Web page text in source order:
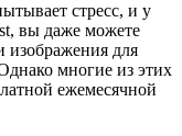
стресс, и у
вы даже можете
изображения для
многие из этих
ежемесячной